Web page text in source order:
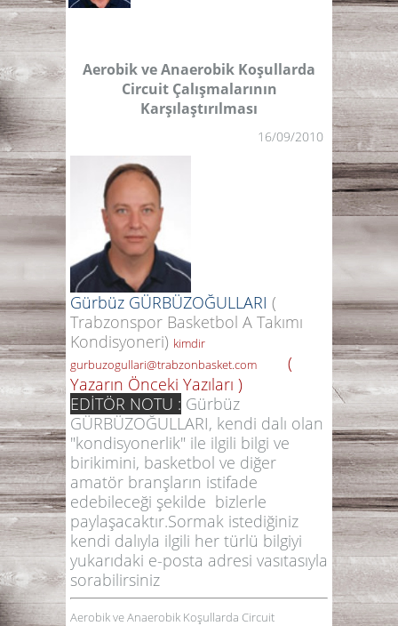
Aerobik ve Anaerobik Koşullarda
Circuit Çalışmalarının
Karşılaştırılması
16/09/2010
Gürbüz GÜRBÜZOĞULLARI (
Trabzonspor Basketbol A Takımı
Kondisyoneri) kimdir
gurbuzogullari@trabzonbasket.com
(
Yazarın Önceki Yazıları )
EDİTÖR NOTU : Gürbüz
GÜRBÜZOĞULLARI, kendi dalı olan
"kondisyonerlik" ile ilgili bilgi ve
birikimini, basketbol ve diğer
amatör branşların istifade
edebileceği şekilde bizlerle
paylaşacaktır.Sormak istediğiniz
kendi dalıyla ilgili her türlü bilgiyi
yukarıdaki e-posta adresi vasıtasıyla
sorabilirsiniz
Aerobik ve Anaerobik Koşullarda Circuit